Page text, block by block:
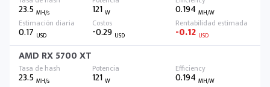
23.5 MH/s 121W 0.194 MH/W
0.17 USD -0.29 USD -0.12 USD
AMD RX 5700 XT
23.5 MH/s 121W 0.194 MH/W